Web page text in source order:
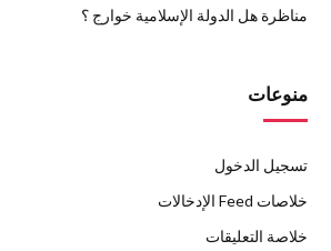
مناظرة هل الدولة الإسلامية خوارج ؟
منوعات
تسجيل الدخول
خلاصات Feed الإدخالات
خلاصة التعليقات